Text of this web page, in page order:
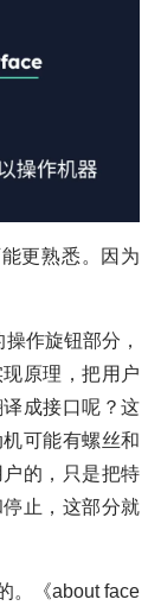
更熟悉。因为
作旋钮部分，
原理，把用户
成接口呢？这
可能有螺丝和
的，只是把特
止，这部分就
。《about face